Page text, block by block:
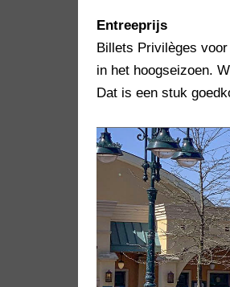
Entreeprijs
Billets Privilèges
in het hoogseizoen.
Dat is een stuk